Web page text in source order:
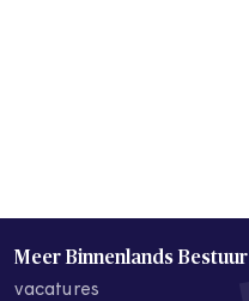
Meer Binnenlands Bestuur
vacatures